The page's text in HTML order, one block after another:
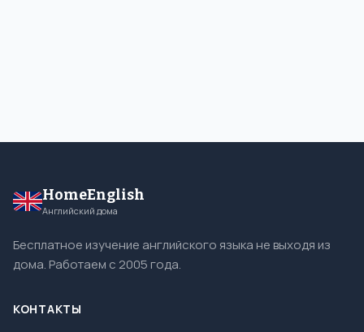
HomeEnglish
Английский дома
Бесплатное изучение английского языка не выходя из
дома. Работаем с 2005 года.
КОНТАКТЫ